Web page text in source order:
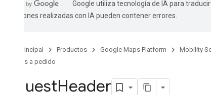
Google utiliza tecnología de IA para
traducciones realizadas con IA pueden contener errores.
Página principal Productos Google Maps Platform Mobility
Viajes a pedido
RequestHeader